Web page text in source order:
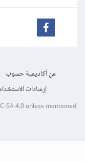
عن أكاديمية حسوب
إرشادات الاستخدام
SA 4.0unless mentioned